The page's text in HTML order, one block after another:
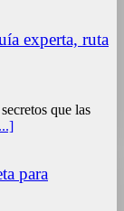
experta, ruta
que las
para